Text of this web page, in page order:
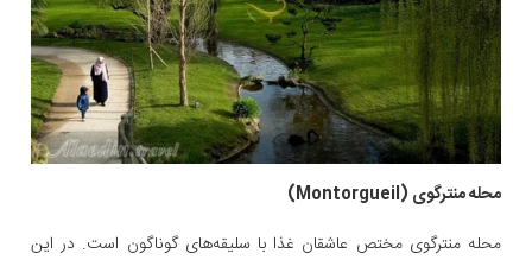
محله منترگوی (Montorgueil)
محله منترگوی مختص عاشقان غذا با سلیقه‌های گوناگون است. در این